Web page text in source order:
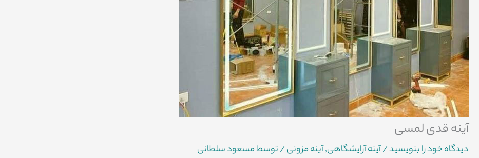
آینه قدی لمسی
دیدگاه‌ خود را بنویسید/آینه آرایشگاهی,آینه مزونی/ توسطمسعود سلطانی